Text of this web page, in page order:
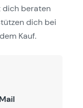
dich beraten
dich bei
Kauf.